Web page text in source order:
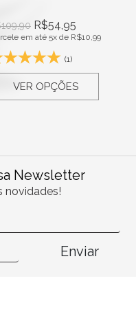
109,90 R$54,95
em até 5x de R$10,99
(1)
VER OPÇÕES
Newsletter
novidades!
Enviar